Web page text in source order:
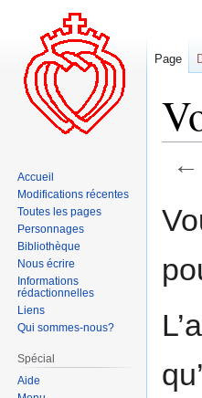
←
àà
Page
Accueil
Modifications récentes
Toutes les pages
Personnages
Bibliothèque
Nous écrire
Informations
rédactionnelles
Liens
Qui sommes-nous?
Spécial
Aide